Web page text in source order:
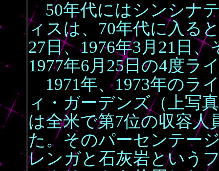
50年代にはシンシナ
ィスは、70年代に入る
27日、1976年3月21日
1977年6月25日の4度ラ
1971年、1973年のラ
ィ・ガーデンズ（上写
は全米で第7位の収容人
た。そのパーセンテー
レンガと石灰岩という